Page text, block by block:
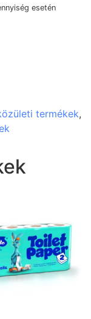
esetén
termékek,